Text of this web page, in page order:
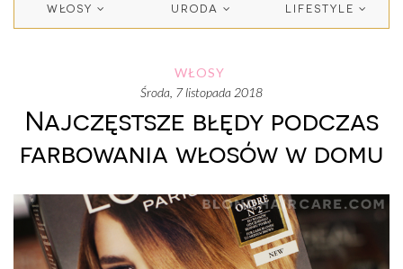
WŁOSY URODA LIFESTYLE
WŁOSY
środa, 7 listopada 2018
Najczęstsze błędy podczas
farbowania włosów w domu